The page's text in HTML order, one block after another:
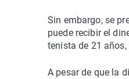
Sin embargo, se
puede recibir el
tenista de 21 años,
A pesar de que la